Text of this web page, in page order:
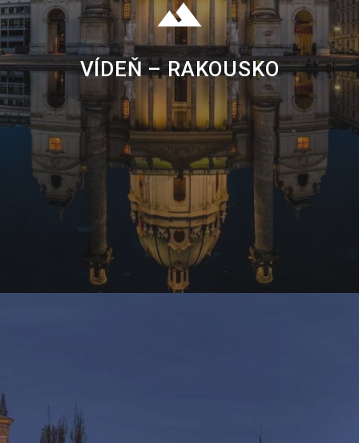
VÍDEŇ – RAKOUSKO